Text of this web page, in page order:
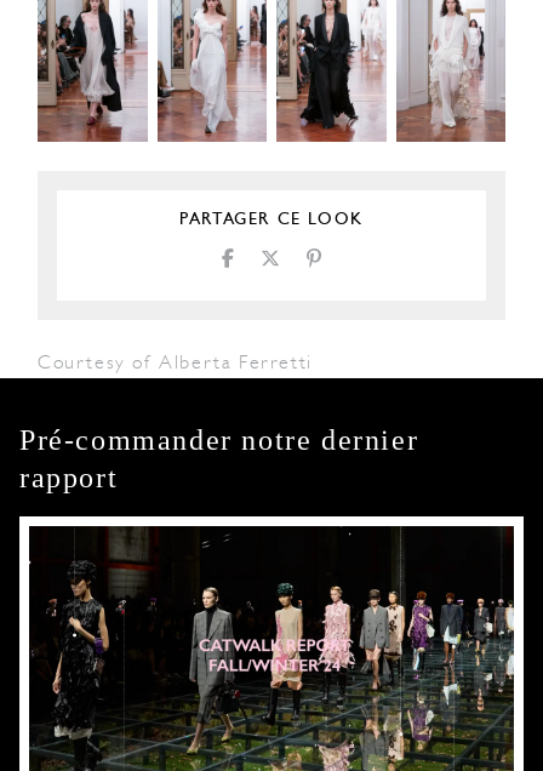
PARTAGER CE LOOK
Courtesy of Alberta Ferretti
Pré-commander notre dernier
rapport